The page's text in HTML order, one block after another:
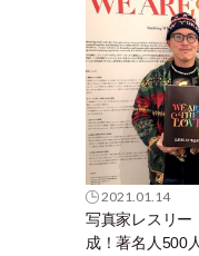
2021.01.14
写真家レスリー
成！著名人500